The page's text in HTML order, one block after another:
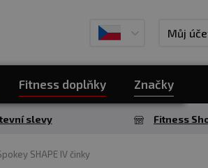
Můj
Fitness doplňky Značky
slevy Fitness
SHAPE IV činky